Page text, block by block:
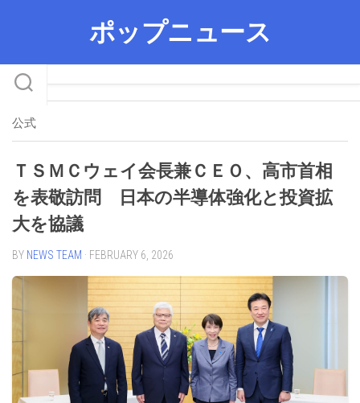
ポップニュース
公式
ＴＳＭＣウェイ会長兼ＣＥＯ、高市首相
を表敬訪問 日本の半導体強化と投資拡
大を協議
BY NEWS TEAM · FEBRUARY 6, 2026